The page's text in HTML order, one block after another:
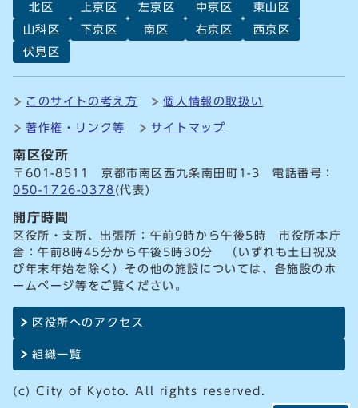
北区 上京区 左京区 中京区
東山区
山科区
下京区 南区 右京区
西京区
伏見区
このサイトの考え方 個人情報の取扱い
著作権・リンク等 サイトマップ
南区役所
〒601-8511 京都市南区西九条南田町1-3 電話番号：
050-1726-0378 (代表)
開庁時間
区役所・支所、出張所：午前9時から午後5時 市役所本庁
舎：午前8時45分から午後5時30分 （いずれも土日祝及
び年末年始を除く）その他の施設については、各施設のホ
ームページ等をご覧ください。
区役所へのアクセス
組織一覧
(c) City of Kyoto. All rights reserved.